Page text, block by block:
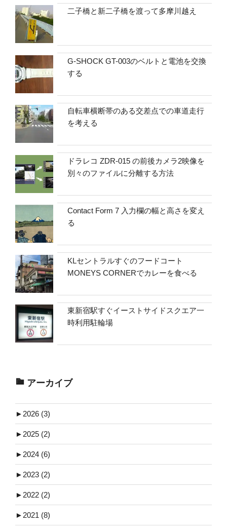
二子橋と新二子橋を渡って多摩川越え
G-SHOCK GT-003のベルトと電池を交換
する
自転車横断帯のある交差点での車道走行
を考える
ドラレコ ZDR-015 の前後カメラ2映像を
別々のファイルに分離する方法
Contact Form 7 入力欄の幅と高さを変え
る
KLセントラルすぐのフードコート
MONEYS CORNERでカレーを食べる
東新宿駅すぐイーストサイドスクエア一
時利用駐輪場
アーカイブ
► 2026 (3)
► 2025 (2)
► 2024 (6)
► 2023 (2)
► 2022 (2)
► 2021 (8)